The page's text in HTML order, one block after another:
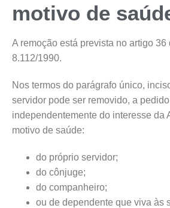
motivo de
A remoção está prevista no artigo 36
8.112/1990.
Nos termos do parágrafo único,
servidor pode ser removido, a
independentemente do interesse da
motivo de saúde:
do próprio servidor;
do cônjuge;
do companheiro;
ou de dependente que viva às